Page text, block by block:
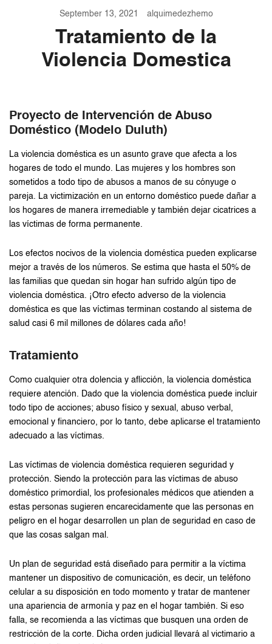
September 13, 2021 alquimedezhemo
Tratamiento de la
Violencia Domestica
Proyecto de Intervención de Abuso
Doméstico (Modelo Duluth)
La violencia doméstica es un asunto grave que afecta a los
hogares de todo el mundo. Las mujeres y los hombres son
sometidos a todo tipo de abusos a manos de su cónyuge o
pareja. La victimización en un entorno doméstico puede dañar a
los hogares de manera irremediable y también dejar cicatrices a
las víctimas de forma permanente.
Los efectos nocivos de la violencia doméstica pueden explicarse
mejor a través de los números. Se estima que hasta el 50% de
las familias que quedan sin hogar han sufrido algún tipo de
violencia doméstica. ¡Otro efecto adverso de la violencia
doméstica es que las víctimas terminan costando al sistema de
salud casi 6 mil millones de dólares cada año!
Tratamiento
Como cualquier otra dolencia y aflicción, la violencia doméstica
requiere atención. Dado que la violencia doméstica puede incluir
todo tipo de acciones; abuso físico y sexual, abuso verbal,
emocional y financiero, por lo tanto, debe aplicarse el tratamiento
adecuado a las víctimas.
Las víctimas de violencia doméstica requieren seguridad y
protección. Siendo la protección para las víctimas de abuso
doméstico primordial, los profesionales médicos que atienden a
estas personas sugieren encarecidamente que las personas en
peligro en el hogar desarrollen un plan de seguridad en caso de
que las cosas salgan mal.
Un plan de seguridad está diseñado para permitir a la víctima
mantener un dispositivo de comunicación, es decir, un teléfono
celular a su disposición en todo momento y tratar de mantener
una apariencia de armonía y paz en el hogar también. Si eso
falla, se recomienda a las víctimas que busquen una orden de
restricción de la corte. Dicha orden judicial llevará al victimario a